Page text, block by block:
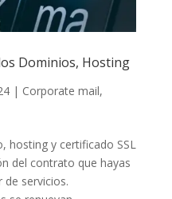
Dominios, Hosting
| Corporate mail,
hosting y certificado SSL
del contrato que hayas
servicios.